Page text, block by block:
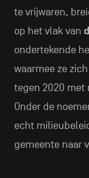
te vrijwaren,
op het vlak van
ondertekende
waarmee ze
tegen 2020 met
Onder de
echt
gemeente naar